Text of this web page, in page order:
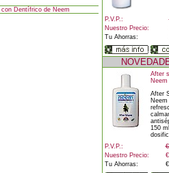
con Dentífrico de Neem
P.V.P.:
Nuestro Precio:
Tu Ahorras:
After
Neem
After
Neem
150
P.V.P.:
Nuestro Precio:
Tu Ahorras: